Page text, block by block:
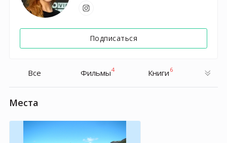
Подписаться
Все Фильмы4 Книги 6
Места